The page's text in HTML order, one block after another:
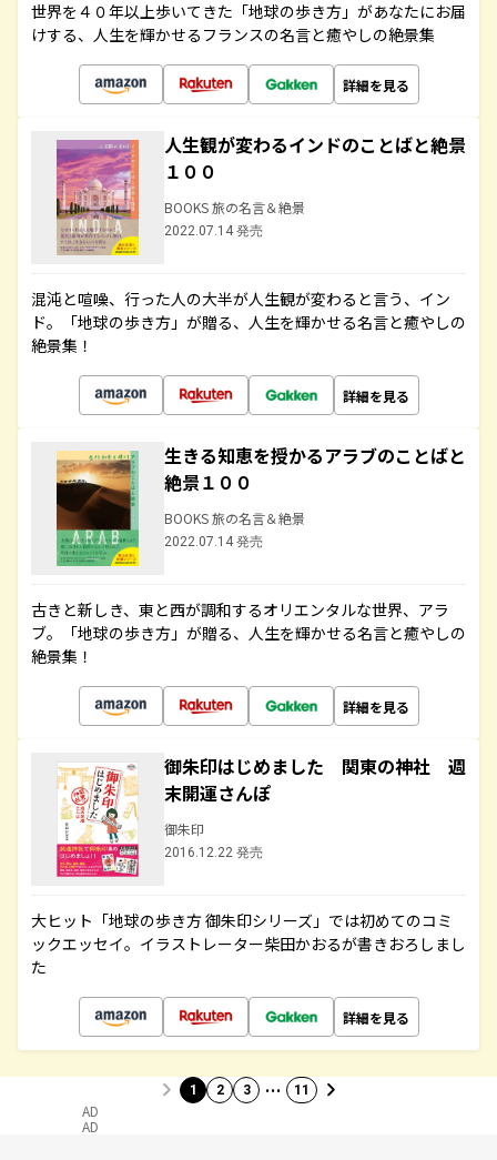
世界を４０年以上歩いてきた「地球の歩き方」があなたにお届
けする、人生を輝かせるフランスの名言と癒やしの絶景集
詳細を見る
人生観が変わるインドのことばと絶景
１００
BOOKS 旅の名言＆絶景
2022.07.14 発売
混沌と喧噪、行った人の大半が人生観が変わると言う、イン
ド。「地球の歩き方」が贈る、人生を輝かせる名言と癒やしの
絶景集！
詳細を見る
生きる知恵を授かるアラブのことばと
絶景１００
BOOKS 旅の名言＆絶景
2022.07.14 発売
古きと新しき、東と西が調和するオリエンタルな世界、アラ
ブ。「地球の歩き方」が贈る、人生を輝かせる名言と癒やしの
絶景集！
詳細を見る
御朱印はじめました 関東の神社 週
末開運さんぽ
御朱印
2016.12.22 発売
大ヒット「地球の歩き方 御朱印シリーズ」では初めてのコミ
ックエッセイ。イラストレーター柴田かおるが書きおろしまし
た
詳細を見る
1 2 3 … 11
AD
AD